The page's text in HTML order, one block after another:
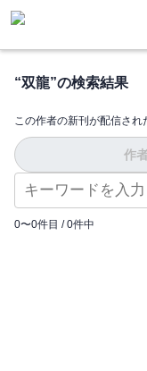
“双龍”の検索結果
この作者の新刊が配信され
作
0〜0件目 / 0件中